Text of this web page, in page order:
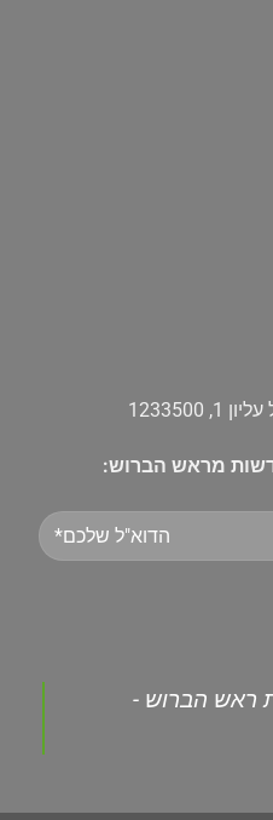
מראש הברוש:
ראש הברוש -